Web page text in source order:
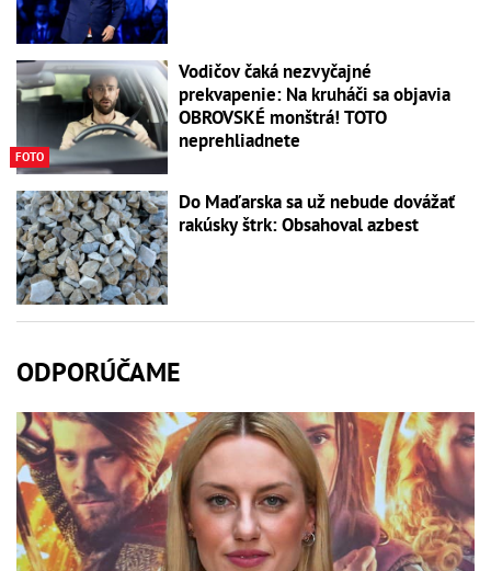
FOTO
Vodičov čaká nezvyčajné
prekvapenie: Na kruháči sa objavia
OBROVSKÉ monštrá! TOTO
neprehliadnete
Do Maďarska sa už nebude dovážať
rakúsky štrk: Obsahoval azbest
ODPORÚČAME